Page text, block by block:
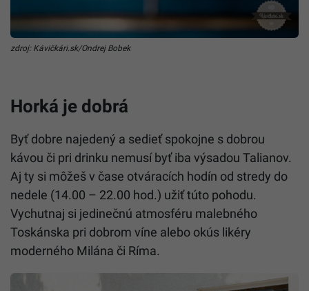
zdroj: Kávičkári.sk/Ondrej Bobek
Horká je dobrá
Byť dobre najedený a sedieť spokojne s dobrou
kávou či pri drinku nemusí byť iba výsadou Talianov.
Aj ty si môžeš v čase otváracích hodín od stredy do
nedele (14.00 – 22.00 hod.) užiť túto pohodu.
Vychutnaj si jedinečnú atmosféru malebného
Toskánska pri dobrom víne alebo okús likéry
moderného Milána či Ríma.